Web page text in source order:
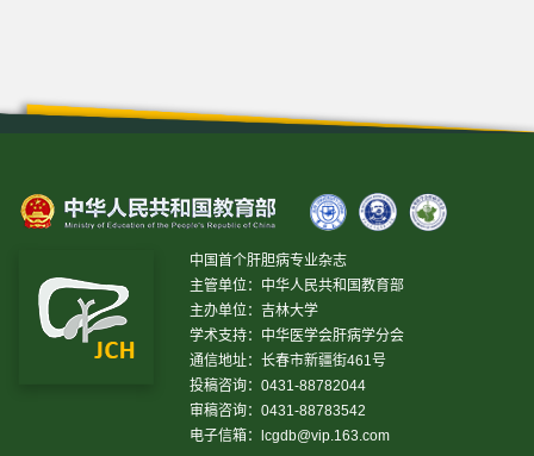
中国首个肝胆病专业杂志
主管单位：中华人民共和国教育部
主办单位：吉林大学
学术支持：中华医学会肝病学分会
通信地址：长春市新疆街461号
投稿咨询：0431-88782044
审稿咨询：0431-88783542
电子信箱：
lcgdb@vip.163.com